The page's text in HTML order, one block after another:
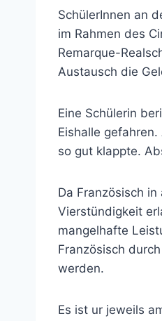
SchülerInnen an
im Rahmen des
Remarque-
Austausch die
Eine Schülerin
Eishalle
so gut klappte.
Da Französisch
Vierstündigkeit
mangelhafte
Französisch
werden.
Es ist ur jeweils